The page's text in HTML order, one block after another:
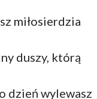
miłosierdzia
duszy, którą
dzień wylewasz